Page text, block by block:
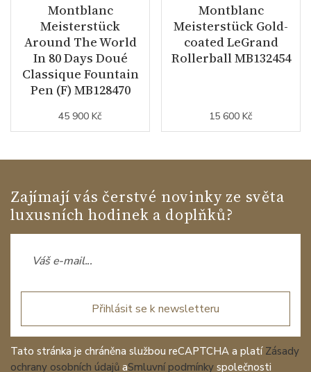
Montblanc
Meisterstück
Around The World
In 80 Days Doué
Classique Fountain
Pen (F) MB128470
45 900 Kč
Montblanc
Meisterstück Gold-
coated LeGrand
Rollerball MB132454
15 600 Kč
Zajímají vás čerstvé novinky ze světa
luxusních hodinek a doplňků?
Přihlásit se k newsletteru
Tato stránka je chráněna službou reCAPTCHA a platí Zásady
ochrany osobních údajů aSmluvní podmínky společnosti